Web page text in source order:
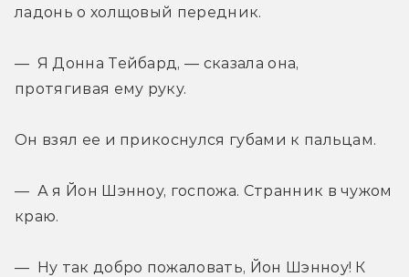
ладонь о холщовый передник.
— Я Донна Тейбард, — сказала она,
протягивая ему руку.
Он взял ее и прикоснулся губами к пальцам.
— А я Йон Шэнноу, госпожа. Странник в чужом
краю.
— Ну так добро пожаловать, Йон Шэнноу! К